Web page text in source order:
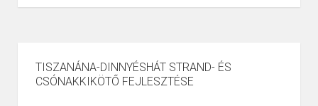
TISZANÁNA-DINNYÉSHÁT STRAND- ÉS
CSÓNAKKIKÖTŐ FEJLESZTÉSE